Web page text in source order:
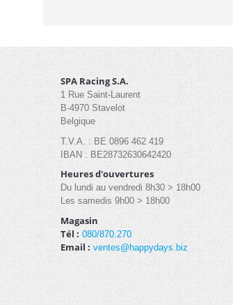
SPA Racing S.A.
1 Rue Saint-Laurent
B-4970 Stavelot
Belgique
T.V.A. : BE 0896 462 419
IBAN : BE28732630642420
Heures d'ouvertures
Du lundi au vendredi 8h30 > 18h00
Les samedis 9h00 > 18h00
Magasin
Tél : 080/870.270
Email : ventes@happydays.biz